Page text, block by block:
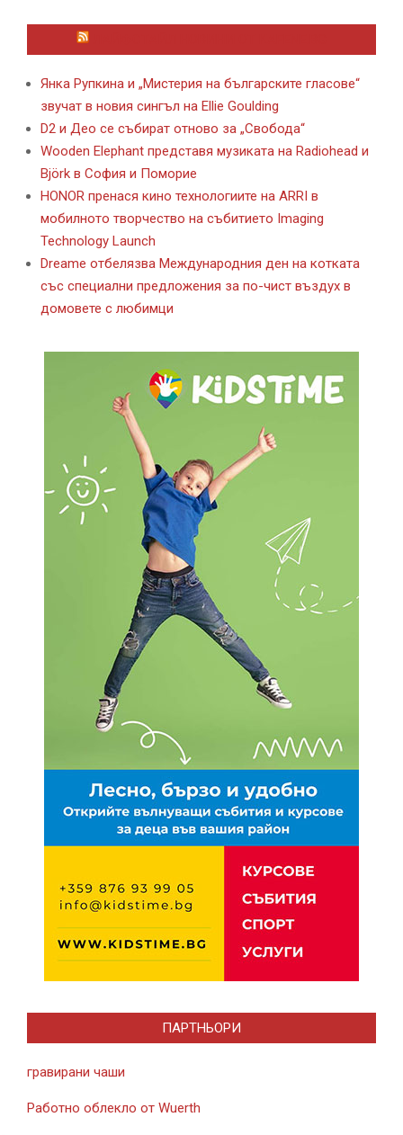
Янка Рупкина и „Мистерия на българските гласове“
звучат в новия сингъл на Ellie Goulding
D2 и Део се събират отново за „Свобода“
Wooden Elephant представя музиката на Radiohead и
Björk в София и Поморие
HONOR пренася кино технологиите на ARRI в
мобилното творчество на събитието Imaging
Technology Launch
Dreame отбелязва Международния ден на котката
със специални предложения за по-чист въздух в
домовете с любимци
ПАРТНЬОРИ
гравирани чаши
Работно облекло от Wuerth